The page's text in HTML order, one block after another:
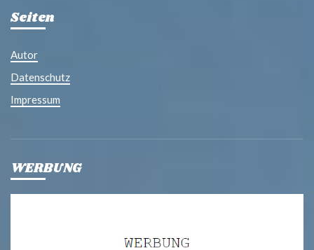
Seiten
Autor
Datenschutz
Impressum
WERBUNG